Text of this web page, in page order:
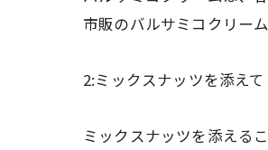
市販のバルサミコクリー
2:ミックスナッツを添えて
ミックスナッツを添える